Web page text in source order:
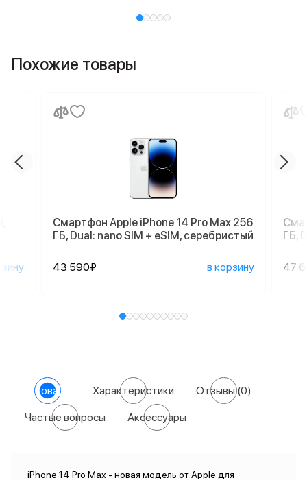
Похожие товары
Смартфон Apple iPhone 14 Pro Max 256
ГБ, Dual: nano SIM + eSIM, серебристый
43 590₽ в корзину
ГБ,
47
О товаре Характеристики Отзывы(0)
Частые вопросы Аксессуары
iPhone 14 Pro Max - новая модель от Apple для